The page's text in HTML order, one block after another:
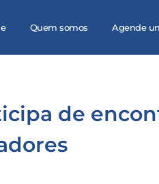
Quem somos Agende
de